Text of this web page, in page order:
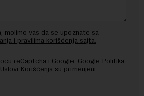
molimo vas da se upoznate sa
i pravilima korišćenja sajta.
reCaptcha i Google. Google Politika
Korišćenja su primenjeni.